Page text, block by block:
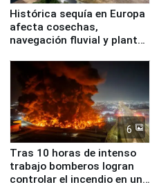
Histórica sequía en Europa
afecta cosechas,
navegación fluvial y plantas
6
Tras 10 horas de intenso
trabajo bomberos logran
controlar el incendio en una